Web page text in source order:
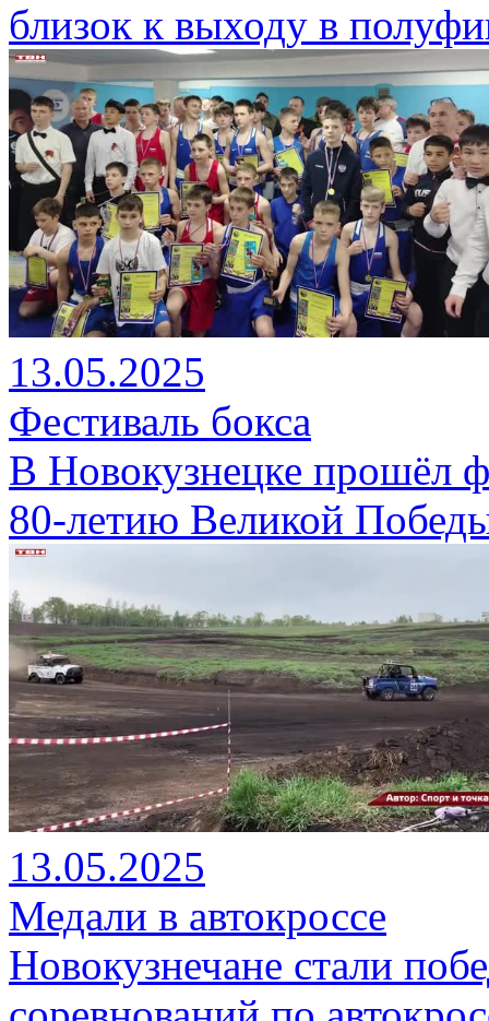
близок к выходу в
13.05.2025
Фестиваль бокса
В Новокузнецке прошёл
80-летию Великой
13.05.2025
Медали в автокроссе
Новокузнечане стали